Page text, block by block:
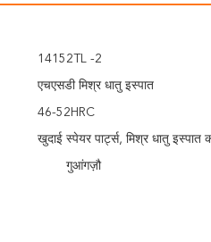
14152TL -2
एचएसडी मिश्र धातु इस्पात
46-52HRC
खुदाई स्पेयर पार्ट्स, मिश्र धातु इस्पात
गुआंगज़ौ